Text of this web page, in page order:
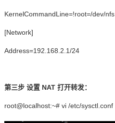
KernelCommandLine=!root=/dev/nfs
[Network]
Address=192.168.2.1/24
第三步 设置 NAT 打开转发：
root@localhost:~# vi /etc/sysctl.conf